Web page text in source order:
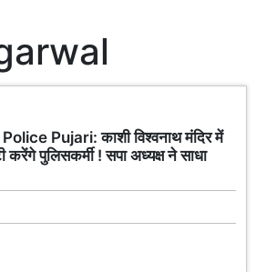
Pujari: काशी विश्वनाथ मंदिर में
करेंगे पुलिसकर्मी ! सपा अध्यक्ष ने साधा